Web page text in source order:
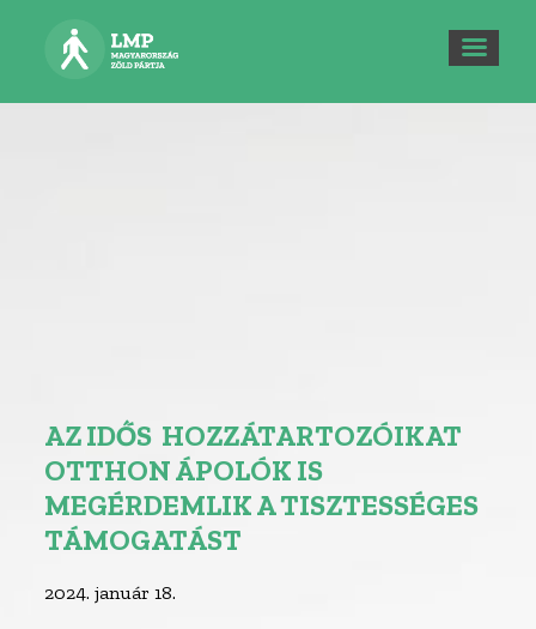
AZ IDŐS HOZZÁTARTOZÓIKAT
OTTHON ÁPOLÓK IS
MEGÉRDEMLIK A TISZTESSÉGES
TÁMOGATÁST
2024. január 18.